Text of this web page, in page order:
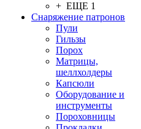
+ ЕЩЕ 1
Снаряжение патронов
Пули
Гильзы
Порох
Матрицы,
шеллхолдеры
Капсюли
Оборудование и
инструменты
Пороховницы